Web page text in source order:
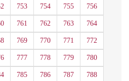
753 754 755 756
761 762 763 764
769 770 771 772
777 778 779 780
785 786 787 788